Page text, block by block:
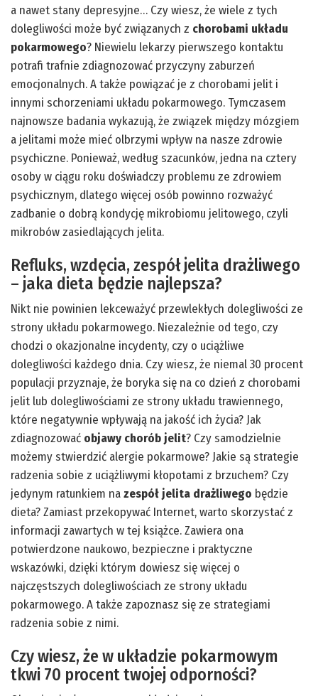
a nawet stany depresyjne… Czy wiesz, że wiele z tych
dolegliwości może być związanych z chorobami układu
pokarmowego? Niewielu lekarzy pierwszego kontaktu
potrafi trafnie zdiagnozować przyczyny zaburzeń
emocjonalnych. A także powiązać je z chorobami jelit i
innymi schorzeniami układu pokarmowego. Tymczasem
najnowsze badania wykazują, że związek między mózgiem
a jelitami może mieć olbrzymi wpływ na nasze zdrowie
psychiczne. Ponieważ, według szacunków, jedna na cztery
osoby w ciągu roku doświadczy problemu ze zdrowiem
psychicznym, dlatego więcej osób powinno rozważyć
zadbanie o dobrą kondycję mikrobiomu jelitowego, czyli
mikrobów zasiedlających jelita.
Refluks, wzdęcia, zespół jelita drażliwego
– jaka dieta będzie najlepsza?
Nikt nie powinien lekceważyć przewlekłych dolegliwości ze
strony układu pokarmowego. Niezależnie od tego, czy
chodzi o okazjonalne incydenty, czy o uciążliwe
dolegliwości każdego dnia. Czy wiesz, że niemal 30 procent
populacji przyznaje, że boryka się na co dzień z chorobami
jelit lub dolegliwościami ze strony układu trawiennego,
które negatywnie wpływają na jakość ich życia? Jak
zdiagnozować objawy chorób jelit? Czy samodzielnie
możemy stwierdzić alergie pokarmowe? Jakie są strategie
radzenia sobie z uciążliwymi kłopotami z brzuchem? Czy
jedynym ratunkiem nazespół jelita drażliwego będzie
dieta? Zamiast przekopywać Internet, warto skorzystać z
informacji zawartych w tej książce. Zawiera ona
potwierdzone naukowo, bezpieczne i praktyczne
wskazówki, dzięki którym dowiesz się więcej o
najczęstszych dolegliwościach ze strony układu
pokarmowego. A także zapoznasz się ze strategiami
radzenia sobie z nimi.
Czy wiesz, że w układzie pokarmowym
tkwi 70 procent twojej odporności?